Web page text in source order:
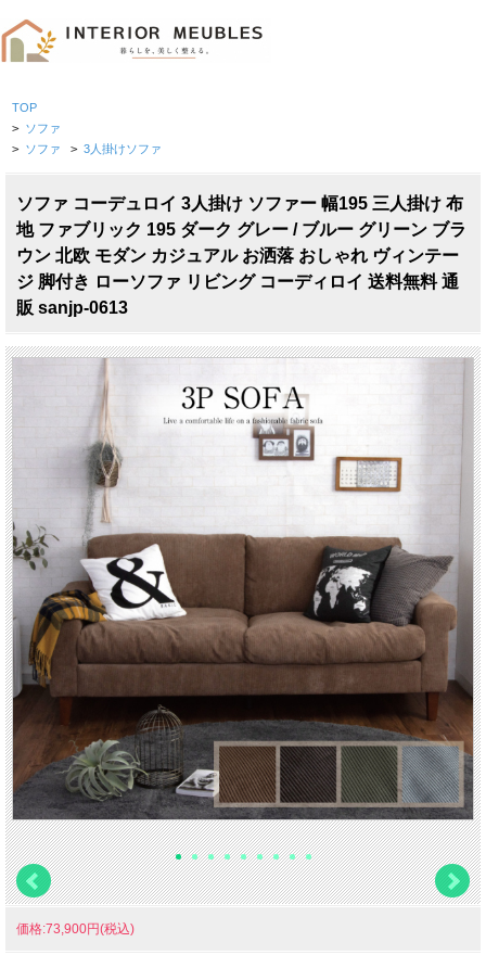
TOP
> ソファ
> ソファ > 3人掛けソファ
ソファ コーデュロイ 3人掛け ソファー 幅195 三人掛け 布
地 ファブリック 195 ダーク グレー / ブルー グリーン ブラ
ウン 北欧 モダン カジュアル お洒落 おしゃれ ヴィンテー
ジ 脚付き ローソファ リビング コーディロイ 送料無料 通
販 sanjp-0613
価格:73,900円(税込)